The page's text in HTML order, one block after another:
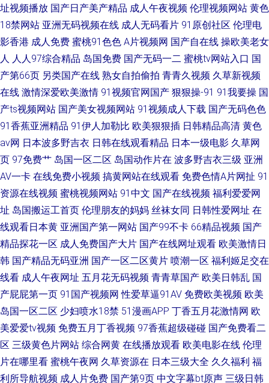
址视频播放 国产日产美产精品 成人午夜视频 伦理视频网站 黄色
18禁网站 亚洲无码视频在线 成人无码看片 91原创社区 伦理电
影香港 成人免费 蜜桃91色色 A片视频网 国产自在线 操欧美老女
人 人人97综合精品 岛国免费 国产无码一二 蜜桃tv网站入口 国
产第66页 另类国产在线 熟女自拍偷拍 青青久视频 久草新视频
在线 激情深爱欧美激情 91视频官网国产 狠狠操-91 91我要操 国
产ts视频网站 国产美女视频网站 91视频成人下载 国产无码色色
91香蕉亚洲精品 91伊人加勒比 欧美狠狠插 日韩精品高清 黄色
av网 日本波多野吉衣 日韩在线观看精品 日本一级电影 久草网
页 97免费艹 岛国一区二区 岛国动作片在 波多野吉衣三级 亚洲
AV一卡 在线免费小视频 搞黄网站在线观看 免费色情A片网扯 91
资源在线视频 蜜桃视频网站 91中文 国产在线视频 福利爱爱网
址 岛国搬运工首页 伦理朋友的妈妈 丝袜女同 日韩性爱网址 在
线观看日本黄 亚洲国产第一网站 国产99不卡 66精品视频 国产
精品探花一区 成人免费国产大片 国产在线网址观看 欧美激情日
韩 国产精品无码亚洲 国产一区二区黄片 喷潮一区 福利姬足交在
线看 成人午夜网址 五月花无码视频 青青草国产 欧美日韩乱 国
产屁屁第一页 91国产视频网 性爱草逼91AV 免费欧美视频 欧美
岛国一区二区 少妇喷水18禁 51漫画APP 丁香五月花激情网 欧
美爱爱tv视频 免费五月丁香视频 97香蕉超级碰碰 国产免费看二
区 三级黄色片网站 综合网黄 在线播放观看 欧美电影在线 伦理
片在哪里看 蜜桃午夜网 久草资源在 日本三级大全 久久福利 福
利所导航视频 成人片免费 国产第9页 中文字幕bt原声 三级日韩